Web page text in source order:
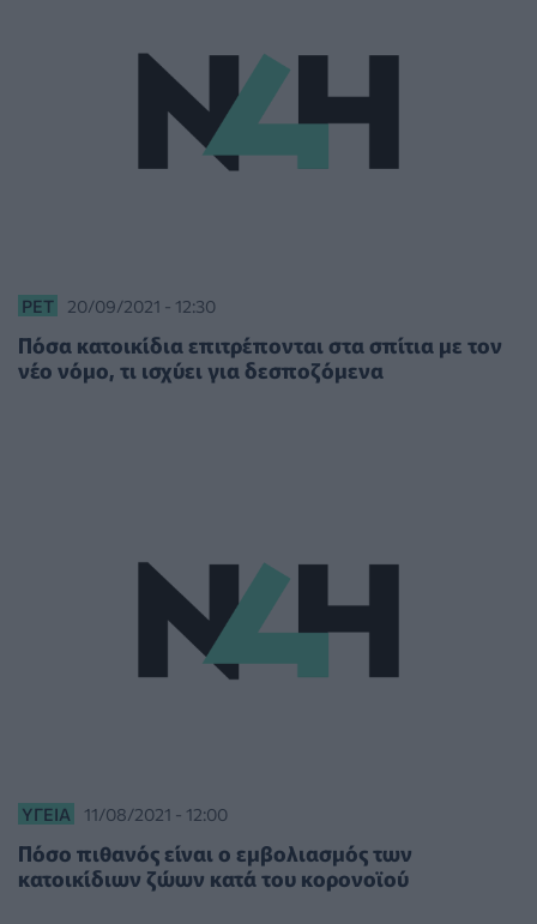
PET 20/09/2021 - 12:30
Πόσα κατοικίδια επιτρέπονται στα σπίτια με τον
νέο νόμο, τι ισχύει για δεσποζόμενα
ΥΓΕΊΑ 11/08/2021 - 12:00
Πόσο πιθανός είναι ο εμβολιασμός των
κατοικίδιων ζώων κατά του κορονοϊού